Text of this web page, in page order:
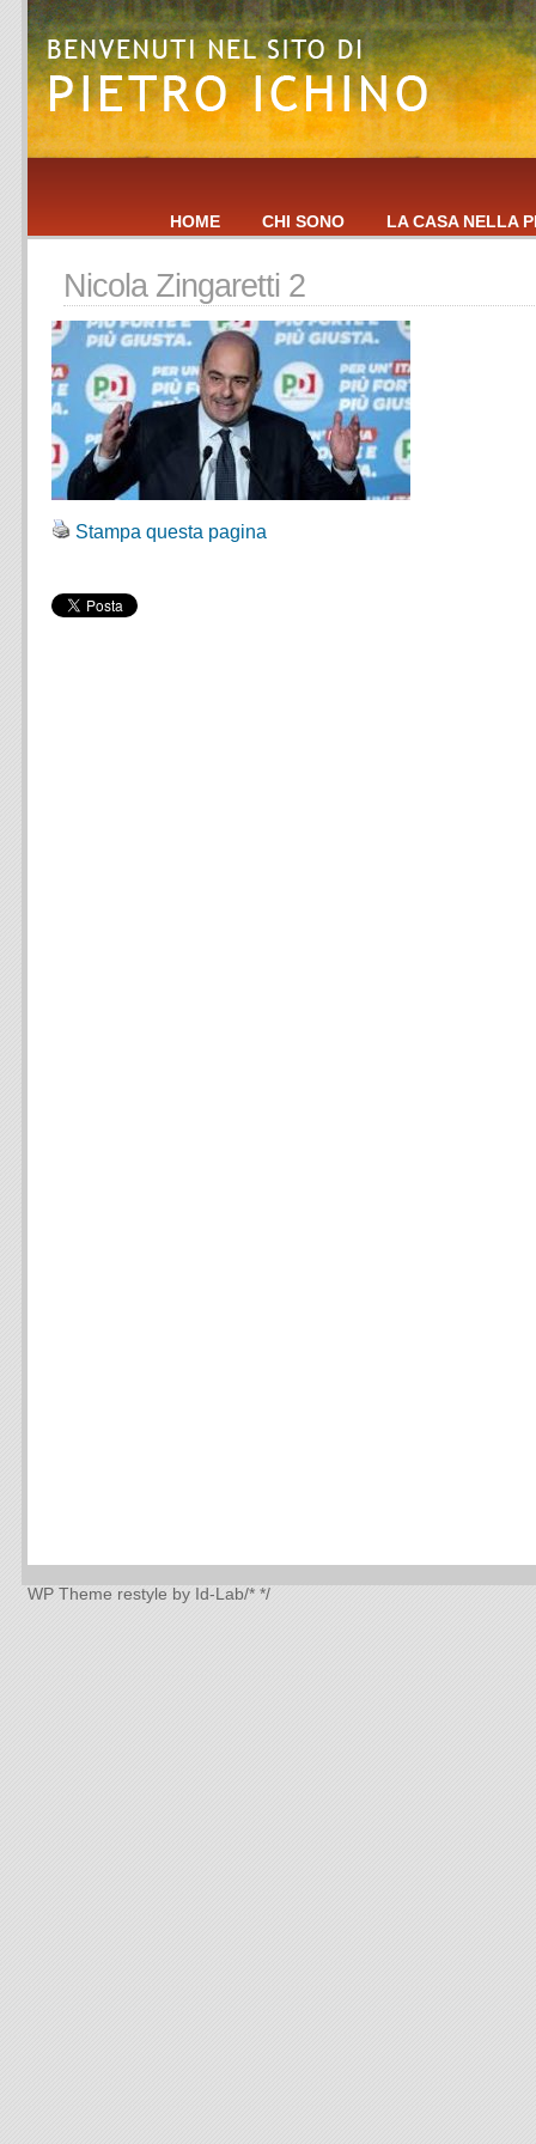
HOME CHI SONO LA CASA NELLA
Nicola Zingaretti 2
Stampa questa pagina
WP Theme restyle by Id-Lab/* */